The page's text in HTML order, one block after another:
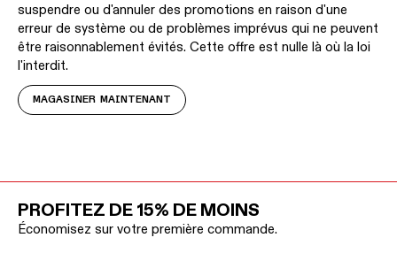
suspendre ou d'annuler des promotions en raison d'une
erreur de système ou de problèmes imprévus qui ne peuvent
être raisonnablement évités. Cette offre est nulle là où la loi
l'interdit.
MAGASINER MAINTENANT
PROFITEZ DE 15% DE MOINS
Économisez sur votre première commande.